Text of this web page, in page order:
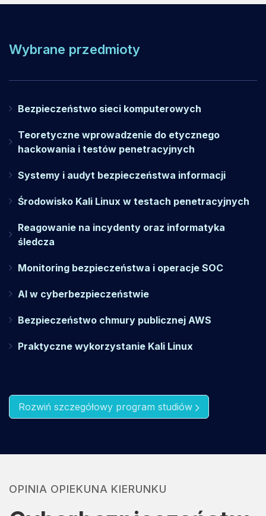
Wybrane przedmioty
Bezpieczeństwo sieci komputerowych
Teoretyczne wprowadzenie do etycznego
hackowania i testów penetracyjnych
Systemy i audyt bezpieczeństwa informacji
Środowisko Kali Linux w testach penetracyjnych
Reagowanie na incydenty oraz informatyka
śledcza
Monitoring bezpieczeństwa i operacje SOC
AI w cyberbezpieczeństwie
Bezpieczeństwo chmury publicznej AWS
Praktyczne wykorzystanie Kali Linux
Rozwiń szczegółowy program studiów
OPINIA OPIEKUNA KIERUNKU